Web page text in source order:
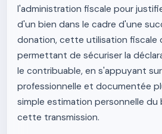
l'administration fiscale pour
d'un bien dans le cadre d'une
donation, cette utilisation fiscale
permettant de sécuriser la
le contribuable, en s'appuyant
professionnelle et documentée
simple estimation personnelle du
cette transmission.